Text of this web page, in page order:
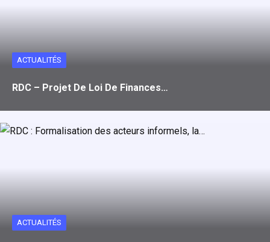
ACTUALITÉS
RDC – Projet De Loi De Finances…
ACTUALITÉS